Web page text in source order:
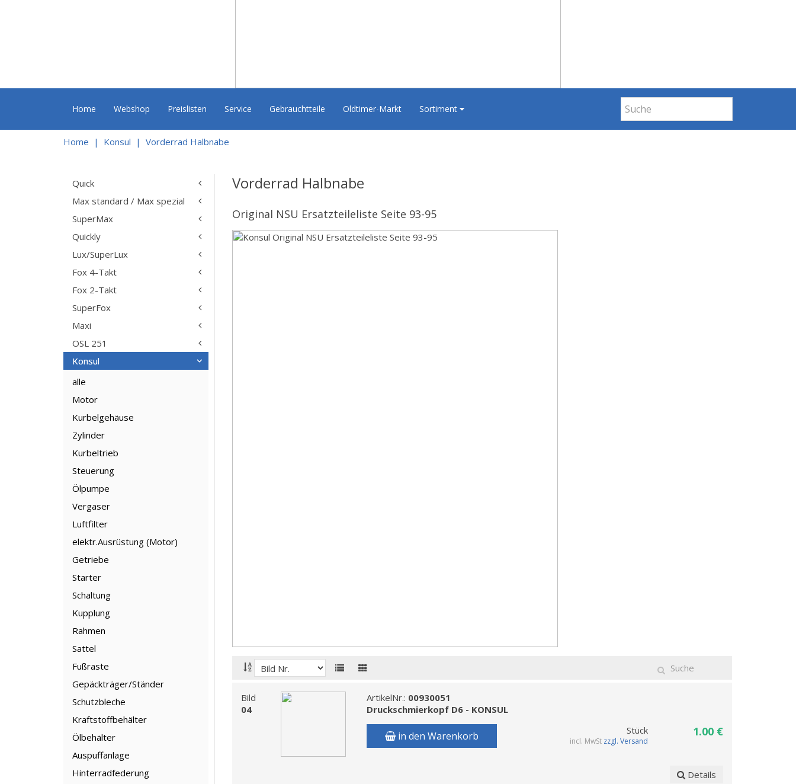
Home Webshop Preislisten Service Gebrauchtteile Oldtimer-Markt Sortiment
Home Konsul Vorderrad Halbnabe
Quick
Max standard / Max spezial
SuperMax
Quickly
Lux/SuperLux
Fox 4-Takt
Fox 2-Takt
SuperFox
Maxi
OSL 251
Konsul
alle
Motor
Kurbelgehäuse
Zylinder
Kurbeltrieb
Steuerung
Ölpumpe
Vergaser
Luftfilter
elektr.Ausrüstung (Motor)
Getriebe
Starter
Schaltung
Kupplung
Rahmen
Sattel
Fußraste
Gepäckträger/Ständer
Schutzbleche
Kraftstoffbehälter
Ölbehälter
Auspuffanlage
Hinterradfederung
Vorderrad Halbnabe
Original NSU Ersatzteileliste Seite 93-95
Bild
04
ArtikelNr.: 00930051
Druckschmierkopf D6 - KONSUL
in den Warenkorb Stück
incl. MwSt zzgl. Versand
1.00 €
Details